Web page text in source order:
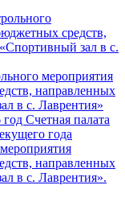
мероприятия
направленных
в с. Лаврентия»
Счетная палата
года
направленных
в с. Лаврентия».